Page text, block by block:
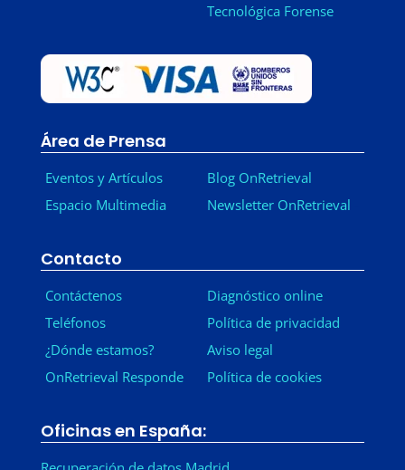
Tecnológica Forense
Área de Prensa
Eventos y Artículos
Espacio Multimedia
Blog OnRetrieval
Newsletter OnRetrieval
Contacto
Contáctenos
Teléfonos
¿Dónde estamos?
OnRetrieval Responde
Diagnóstico online
Política de privacidad
Aviso legal
Política de cookies
Oficinas en España: